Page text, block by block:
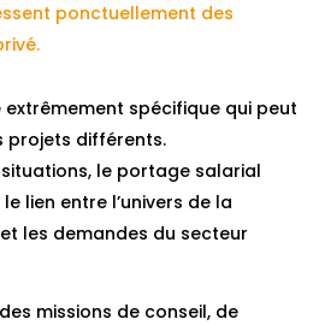
ponctuellement des
extrêmement spécifique qui peut
projets différents.
situations, le portage salarial
lien entre l’univers de la
les demandes du secteur
missions de conseil, de